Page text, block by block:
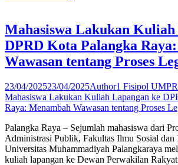
Mahasiswa Lakukan Kuliah
DPRD Kota Palangka
Wawasan tentang Proses
23/04/202523/04/2025Author1 Fisipol UMPR
Mahasiswa Lakukan Kuliah Lapangan ke
Raya: Menambah Wawasan tentang Proses
Palangka Raya – Sejumlah mahasiswa dari
Administrasi Publik, Fakultas Ilmu Sosial
Universitas Muhammadiyah Palangkaraya
kuliah lapangan ke Dewan Perwakilan